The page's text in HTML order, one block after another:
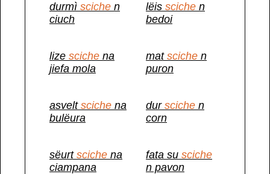
durmì sciche n
ciuch
lëis sciche n
bedoi
lize sciche na
jiefa mola
mat sciche n
puron
asvelt sciche na
bulëura
dur sciche n
corn
sëurt sciche na
ciampana
fata su sciche
n pavon